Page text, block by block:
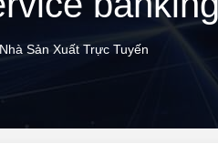
Sản Xuất Trực Tuyến